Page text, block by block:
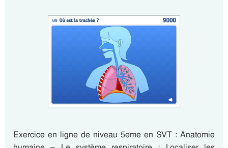
Exercice en ligne de niveau 5eme en SVT : Anatomie